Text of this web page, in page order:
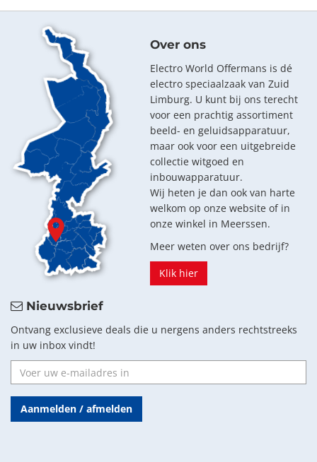
Over ons
Electro World Offermans is dé
electro speciaalzaak van Zuid
Limburg. U kunt bij ons terecht
voor een prachtig assortiment
beeld- en geluidsapparatuur,
maar ook voor een uitgebreide
collectie witgoed en
inbouwapparatuur.
Wij heten je dan ook van harte
welkom op onze website of in
onze winkel in Meerssen.
Meer weten over ons bedrijf?
Klik hier
Nieuwsbrief
Ontvang exclusieve deals die u nergens anders rechtstreeks
in uw inbox vindt!
Aanmelden / afmelden